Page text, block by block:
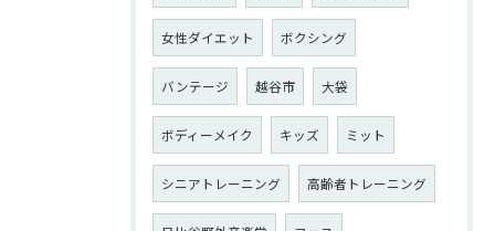
女性ダイエット ボクシング
バンテージ 越谷市 大袋
ボディーメイク キッズ ミット
シニアトレーニング 高齢者トレーニング